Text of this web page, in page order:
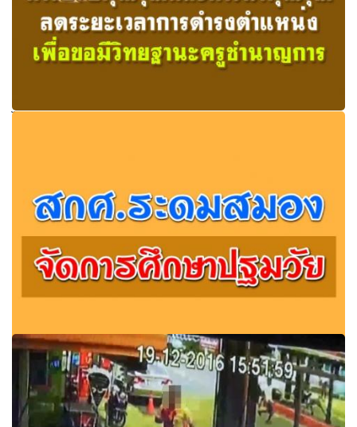
ไขข้อข้องใจการปรับคุณวุฒิและการนำคุณวุฒิลดระยะเวลา
“สกศ.”จัดประชุมระดมสมองบูรณาการความร่วมมือจัดการ
ศึกษาเพื่อการพัฒนาเด็กปฐมวัย